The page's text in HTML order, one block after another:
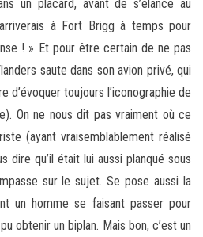
un placard, avant de s’élance au
à Fort Brigg à temps pour
! » Et pour être certain de ne pas
saute dans son avion privé, qui
d’évoquer toujours l’iconographie de
On ne nous dit pas vraiment où ce
(ayant vraisemblablement réalisé
dire qu’il était lui aussi planqué sous
sur le sujet. Se pose aussi la
un homme se faisant passer pour
obtenir un biplan. Mais bon, c’est un